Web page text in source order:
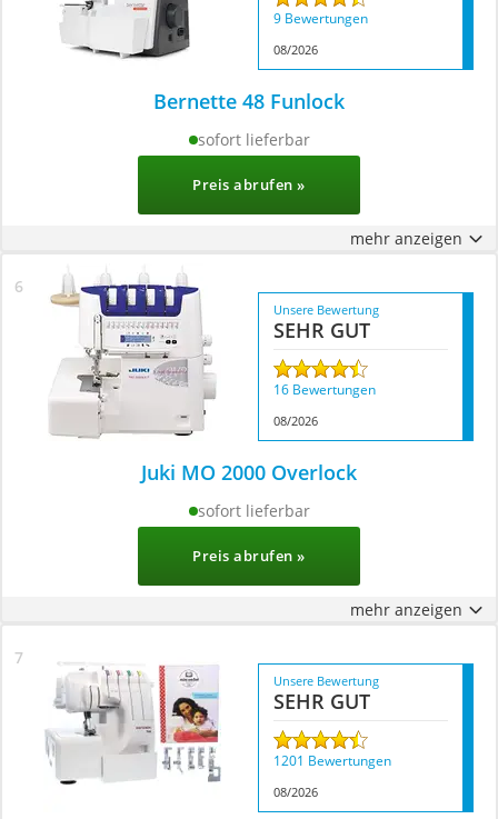
9 Bewertungen
08/2026
Bernette 48 Funlock
sofort lieferbar
Preis abrufen »
mehr anzeigen
Unsere Bewertung
SEHR GUT
16 Bewertungen
08/2026
Juki MO 2000 Overlock
sofort lieferbar
Preis abrufen »
mehr anzeigen
Unsere Bewertung
SEHR GUT
1201 Bewertungen
08/2026